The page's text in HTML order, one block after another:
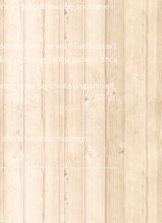
odbywa się spokojnie i
„na wsi”. Taki kontakt
częściej zadają pytania, chcą
staje się chwilą wspomnień,
nimi ma uczyć mądrego,